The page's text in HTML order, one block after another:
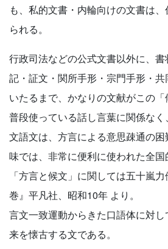
も、私的文書・内輪向けの文書は
られる。
行政司法などの公式文書以外に、
記・証文・関所手形・宗門手形・
いたるまで、かなりの文献がこの「
普段使っている話し言葉に関係な
文語文は、方言による意思疎通の
味では、非常に便利に使われた全国
「方言と候文」に関しては五十嵐
巻』平凡社、昭和10年 より。
言文一致運動からきた口語体に対
来を懐古する文である。